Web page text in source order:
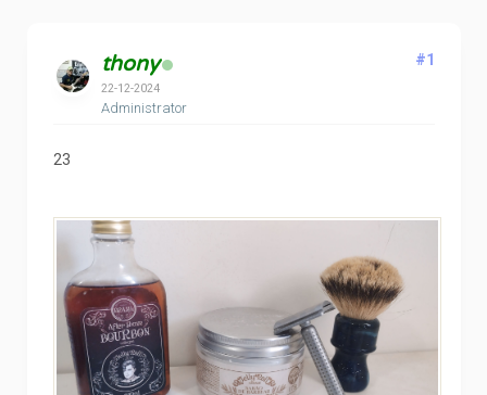
thony
22-12-2024
Administrator
#1
23